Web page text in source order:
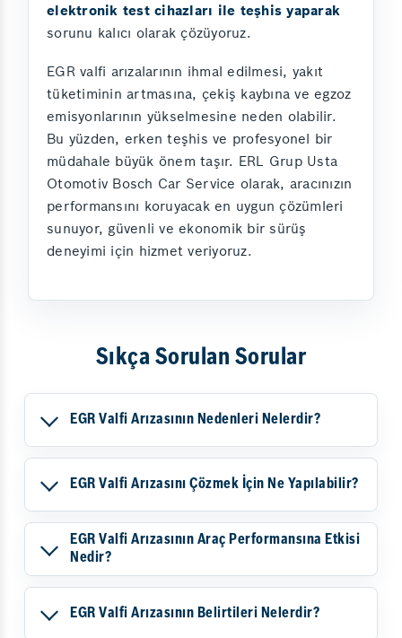
elektronik test cihazları ile teşhis yaparak
sorunu kalıcı olarak çözüyoruz.
EGR valfi arızalarının ihmal edilmesi, yakıt
tüketiminin artmasına, çekiş kaybına ve egzoz
emisyonlarının yükselmesine neden olabilir.
Bu yüzden, erken teşhis ve profesyonel bir
müdahale büyük önem taşır. ERL Grup Usta
Otomotiv Bosch Car Service olarak, aracınızın
performansını koruyacak en uygun çözümleri
sunuyor, güvenli ve ekonomik bir sürüş
deneyimi için hizmet veriyoruz.
Sıkça Sorulan Sorular
EGR Valfi Arızasının Nedenleri Nelerdir?
EGR Valfi Arızasını Çözmek İçin Ne Yapılabilir?
EGR Valfi Arızasının Araç Performansına Etkisi
Nedir?
EGR Valfi Arızasının Belirtileri Nelerdir?